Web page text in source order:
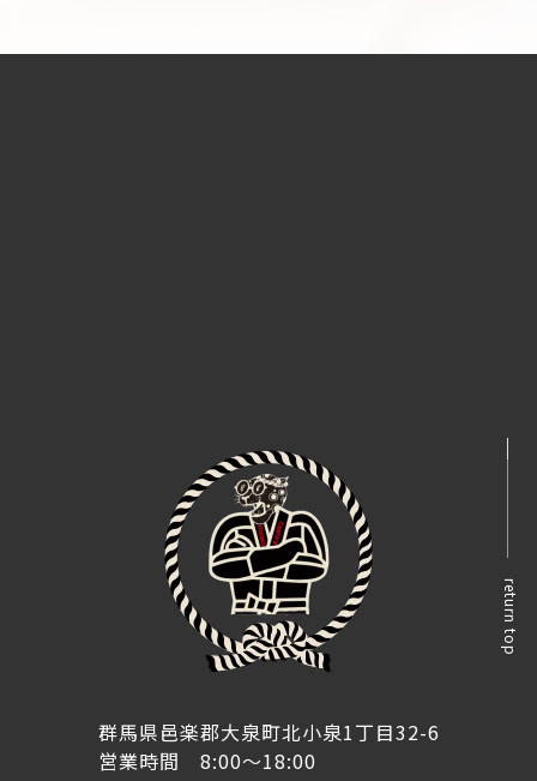
return top
群馬県邑楽郡大泉町北小泉1丁目32-6
営業時間 8:00～18:00